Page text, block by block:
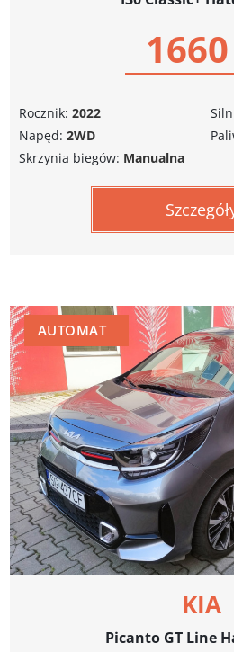
1660
Rocznik: 2022
Napęd: 2WD
Skrzynia biegów: Manualna
AUTOMAT
KIA
Picanto GT Line